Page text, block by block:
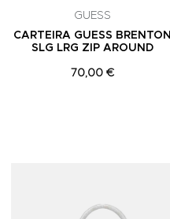
GUESS
CARTEIRA GUESS BRENTON
SLG LRG ZIP AROUND
70,00 €